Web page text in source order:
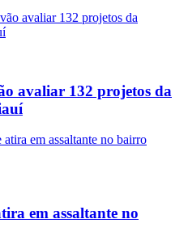
avaliar 132 projetos da
em assaltante no